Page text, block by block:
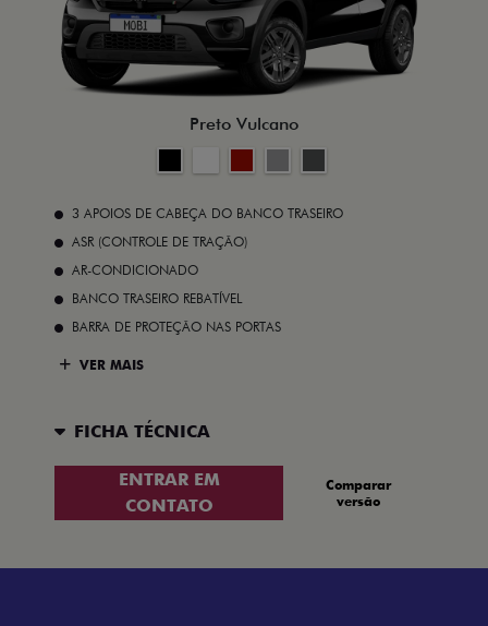
Preto Vulcano
3 APOIOS DE CABEÇA DO BANCO TRASEIRO
ASR (CONTROLE DE TRAÇÃO)
AR-CONDICIONADO
BANCO TRASEIRO REBATÍVEL
BARRA DE PROTEÇÃO NAS PORTAS
VER MAIS
FICHA TÉCNICA
ENTRAR EM
CONTATO
Comparar
versão